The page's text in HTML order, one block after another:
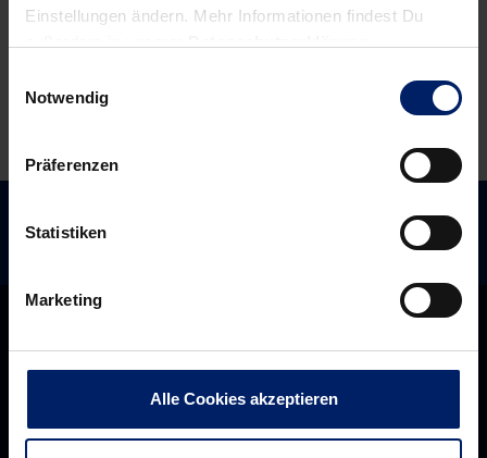
Einstellungen ändern. Mehr Informationen findest Du
Notwendig
Präferenzen
Statistiken
Marketing
Alle Cookies akzeptieren